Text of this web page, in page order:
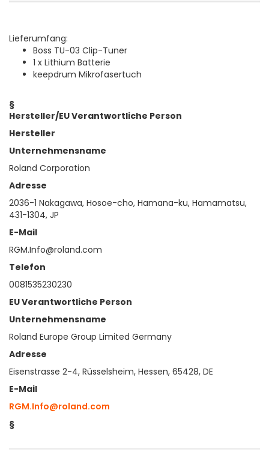
Lieferumfang:
Boss TU-03 Clip-Tuner
1 x Lithium Batterie
keepdrum Mikrofasertuch
§
Hersteller/EU Verantwortliche Person
Hersteller
Unternehmensname
Roland Corporation
Adresse
2036-1 Nakagawa, Hosoe-cho, Hamana-ku, Hamamatsu,
431-1304, JP
E-Mail
RGM.Info@roland.com
Telefon
0081535230230
EU Verantwortliche Person
Unternehmensname
Roland Europe Group Limited Germany
Adresse
Eisenstrasse 2-4, Rüsselsheim, Hessen, 65428, DE
E-Mail
RGM.Info@roland.com
§